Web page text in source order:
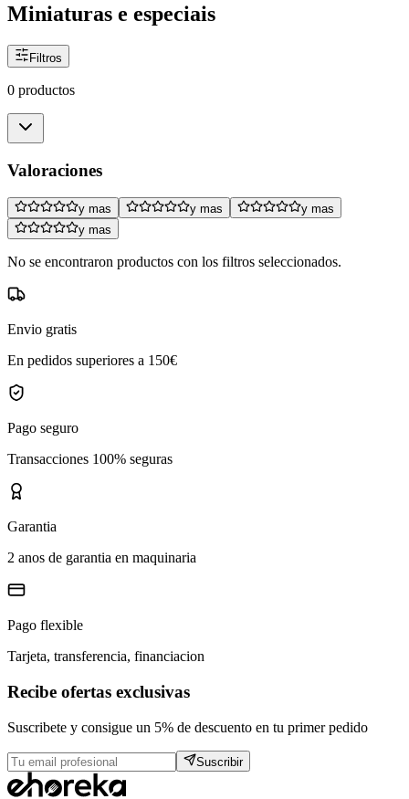
Miniaturas e especiais
Filtros
0 productos
Valoraciones
y mas y mas
y mas
y mas
No se encontraron productos con los filtros seleccionados.
Envio gratis
En pedidos superiores a 150€
Pago seguro
Transacciones 100% seguras
Garantia
2 anos de garantia en maquinaria
Pago flexible
Tarjeta, transferencia, financiacion
Recibe ofertas exclusivas
Suscribete y consigue un 5% de descuento en tu primer pedido
Suscribir